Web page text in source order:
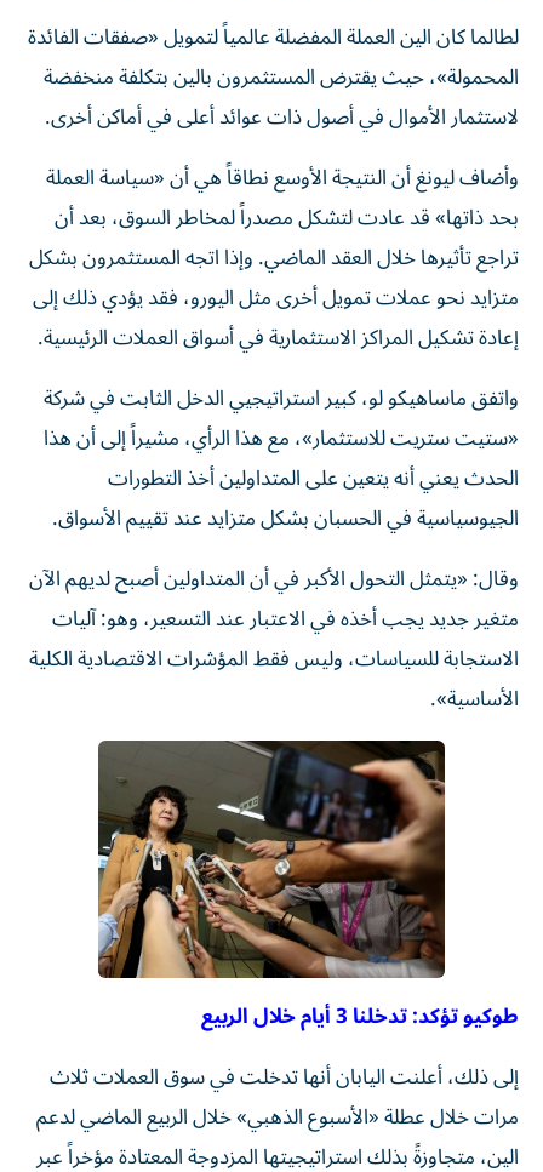
لطالما كان الين العملة المفضلة عالمياً لتمويل «صفقات الفائدة
المحمولة»، حيث يقترض المستثمرون بالين بتكلفة منخفضة
لاستثمار الأموال في أصول ذات عوائد أعلى في أماكن أخرى.
وأضاف ليونغ أن النتيجة الأوسع نطاقاً هي أن «سياسة العملة
بحد ذاتها» قد عادت لتشكل مصدراً لمخاطر السوق، بعد أن
تراجع تأثيرها خلال العقد الماضي. وإذا اتجه المستثمرون بشكل
متزايد نحو عملات تمويل أخرى مثل اليورو، فقد يؤدي ذلك إلى
إعادة تشكيل المراكز الاستثمارية في أسواق العملات الرئيسية.
واتفق ماساهيكو لو، كبير استراتيجيي الدخل الثابت في شركة
«ستيت ستريت للاستثمار»، مع هذا الرأي، مشيراً إلى أن هذا
الحدث يعني أنه يتعين على المتداولين أخذ التطورات
الجيوسياسية في الحسبان بشكل متزايد عند تقييم الأسواق.
وقال: «يتمثل التحول الأكبر في أن المتداولين أصبح لديهم الآن
متغير جديد يجب أخذه في الاعتبار عند التسعير، وهو: آليات
الاستجابة للسياسات، وليس فقط المؤشرات الاقتصادية الكلية
الأساسية».
طوكيو تؤكد: تدخلنا 3 أيام خلال الربيع
إلى ذلك، أعلنت اليابان أنها تدخلت في سوق العملات ثلاث
مرات خلال عطلة «الأسبوع الذهبي» خلال الربيع الماضي لدعم
الين، متجاوزةً بذلك استراتيجيتها المزدوجة المعتادة مؤخراً عبر